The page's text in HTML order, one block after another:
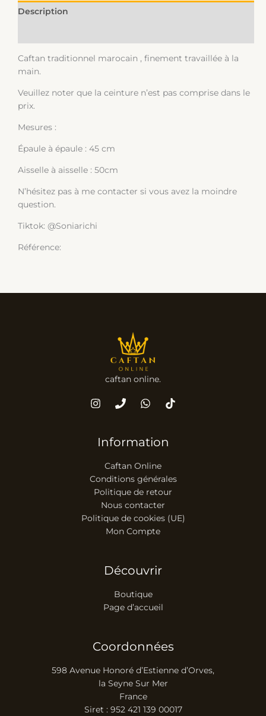
Description
Caftan traditionnel marocain , finement travaillée à la
main.
Veuillez noter que la ceinture n’est pas comprise dans le
prix.
Mesures :
Épaule à épaule : 45 cm
Aisselle à aisselle : 50cm
N’hésitez pas à me contacter si vous avez la moindre
question.
Tiktok: @Soniarichi
Référence:
caftan online.
Information
Caftan Online
Conditions générales
Politique de retour
Nous contacter
Politique de cookies (UE)
Mon Compte
Découvrir
Boutique
Page d’accueil
Coordonnées
598 Avenue Honoré d’Estienne d’Orves,
la Seyne Sur Mer
France
Siret : 952 421 139 00017